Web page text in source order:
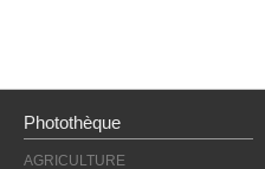
Photothèque
AGRICULTURE